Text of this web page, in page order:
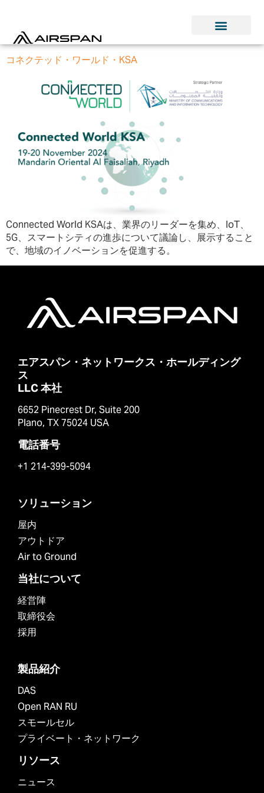
コネクテッド・ワールド・KSA
Connected World KSAは、業界のリーダーを集め、IoT、
5G、スマートシティの進歩について議論し、展示すること
で、地域のイノベーションを促進する。
エアスパン・ネットワークス・ホールディング
ス
LLC 本社
6652 Pinecrest Dr, Suite 200
Plano, TX 75024 USA
電話番号
+1 214-399-5094
ソリューション
屋内
アウトドア
Air to Ground
当社について
経営陣
取締役会
採用
製品紹介
DAS
Open RAN RU
スモールセル
プライベート・ネットワーク
リソース
ニュース